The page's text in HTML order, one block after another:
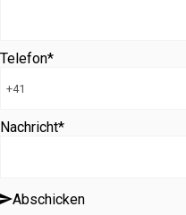
Telefon*
Nachricht*
Abschicken